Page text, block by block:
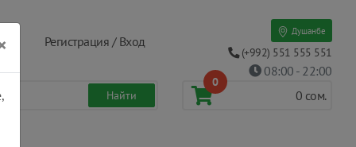
Регистрация / Вход
Душанбе
(+992) 551 555 551
08:00 - 22:00
0
0 сом.